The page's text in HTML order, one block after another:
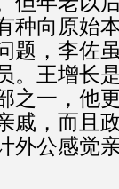
种向原始
题，李佐
。王增长
之一，他
戚，而且
外公感觉